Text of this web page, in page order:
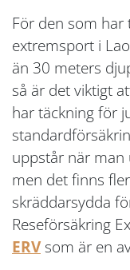
För den som
extremsport i
än 30 meters
så är det viktigt
har täckning för
uppstår när man
men det finns
skräddarsydda
Reseförsäkring
ERVsom är en